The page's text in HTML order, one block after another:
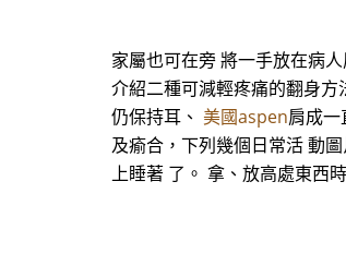
家屬也可在旁 將一手放在病
介紹二種可減輕疼痛的翻身
仍保持耳、 美國aspen肩成
及瘉合，下列幾個日常活 動
上睡著 了。 拿、放高處東西